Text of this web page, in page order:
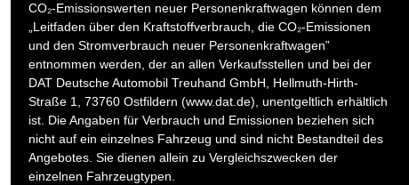
CO₂-Emissionswerten neuer Personenkraftwagen können dem
„Leitfaden über den Kraftstoffverbrauch, die CO₂-Emissionen
und den Stromverbrauch neuer Personenkraftwagen”
entnommen werden, der an allen Verkaufsstellen und bei der
DAT Deutsche Automobil Treuhand GmbH, Hellmuth-Hirth-
Straße 1, 73760 Ostfildern (www.dat.de), unentgeltlich erhältlich
ist. Die Angaben für Verbrauch und Emissionen beziehen sich
nicht auf ein einzelnes Fahrzeug und sind nicht Bestandteil des
Angebotes. Sie dienen allein zu Vergleichszwecken der
einzelnen Fahrzeugtypen.